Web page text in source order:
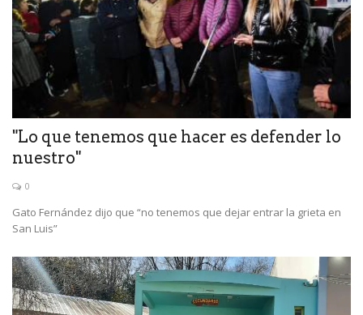
"Lo que tenemos que hacer es defender lo
nuestro"
0
Gato Fernández dijo que “no tenemos que dejar entrar la grieta en
San Luis”